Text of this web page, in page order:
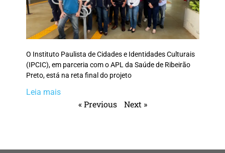
O Instituto Paulista de Cidades e Identidades Culturais
(IPCIC), em parceria com o APL da Saúde de Ribeirão
Preto, está na reta final do projeto
Leia mais
« Previous Next »